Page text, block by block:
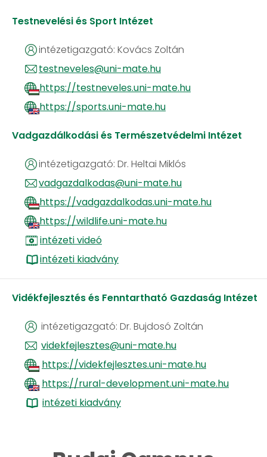
Testnevelési és Sport Intézet
intézetigazgató: Kovács Zoltán
testneveles@uni-mate.hu
https://testneveles.uni-mate.hu
https://sports.uni-mate.hu
Vadgazdálkodási és Természetvédelmi Intézet
intézetigazgató: Dr. Heltai Miklós
vadgazdalkodas@uni-mate.hu
https://vadgazdalkodas.uni-mate.hu
https://wildlife.uni-mate.hu
intézeti videó
intézeti kiadvány
Vidékfejlesztés és Fenntartható Gazdaság Intézet
intézetigazgató: Dr. Bujdosó Zoltán
videkfejlesztes@uni-mate.hu
https://videkfejlesztes.uni-mate.hu
https://rural-development.uni-mate.hu
intézeti kiadvány